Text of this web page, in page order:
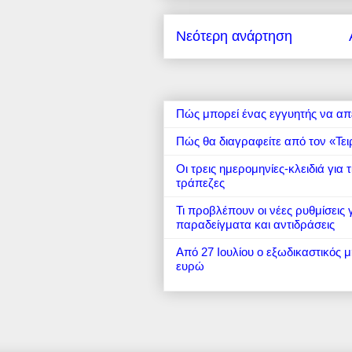
Νεότερη ανάρτηση
Πώς μπορεί ένας εγγυητής να
Πώς θα διαγραφείτε από τον
Οι τρεις ημερομηνίες-κλειδιά
τράπεζες
Τι προβλέπουν οι νέες
παραδείγματα και αντιδράσεις
Από 27 Ιουλίου ο εξωδικαστικός
ευρώ